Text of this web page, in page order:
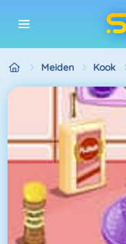
Meiden Kook